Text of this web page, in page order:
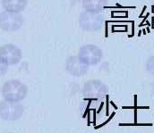
高
砂